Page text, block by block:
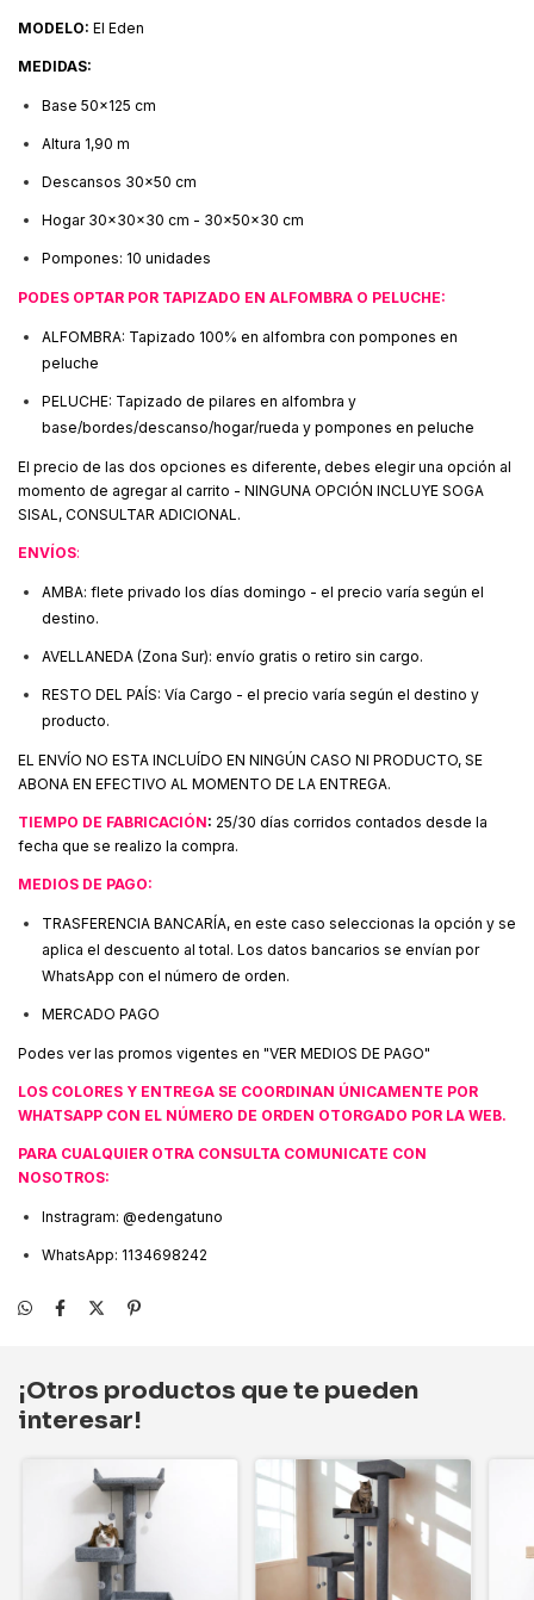
MODELO: El Eden
MEDIDAS:
Base 50x125 cm
Altura 1,90 m
Descansos 30x50 cm
Hogar 30x30x30 cm - 30x50x30 cm
Pompones: 10 unidades
PODES OPTAR POR TAPIZADO EN ALFOMBRA O PELUCHE:
ALFOMBRA: Tapizado 100% en alfombra con pompones en
peluche
PELUCHE: Tapizado de pilares en alfombra y
base/bordes/descanso/hogar/rueda y pompones en peluche
El precio de las dos opciones es diferente, debes elegir una opción al
momento de agregar al carrito - NINGUNA OPCIÓN INCLUYE SOGA
SISAL, CONSULTAR ADICIONAL.
ENVÍOS:
AMBA: flete privado los días domingo - el precio varía según el
destino.
AVELLANEDA (Zona Sur): envío gratis o retiro sin cargo.
RESTO DEL PAÍS: Vía Cargo - el precio varía según el destino y
producto.
EL ENVÍO NO ESTA INCLUÍDO EN NINGÚN CASO NI PRODUCTO, SE
ABONA EN EFECTIVO AL MOMENTO DE LA ENTREGA.
TIEMPO DE FABRICACIÓN: 25/30 días corridos contados desde la
fecha que se realizo la compra.
MEDIOS DE PAGO:
TRASFERENCIA BANCARÍA, en este caso seleccionas la opción y se
aplica el descuento al total. Los datos bancarios se envían por
WhatsApp con el número de orden.
MERCADO PAGO
Podes ver las promos vigentes en "VER MEDIOS DE PAGO"
LOS COLORES Y ENTREGA SE COORDINAN ÚNICAMENTE POR
WHATSAPP CON EL NÚMERO DE ORDEN OTORGADO POR LA WEB.
PARA CUALQUIER OTRA CONSULTA COMUNICATE CON
NOSOTROS:
Instragram: @edengatuno
WhatsApp: 1134698242
¡Otros productos que te pueden
interesar!